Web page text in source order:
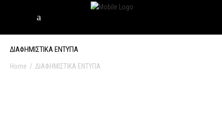
ΔΙΑΦΗΜΙΣΤΙΚΑ ΕΝΤΥΠΑ
Home / ΔΙΑΦΗΜΙΣΤΙΚΑ ΕΝΤΥΠΑ